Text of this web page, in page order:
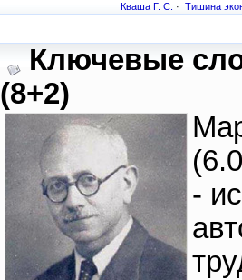
Кваша Г. С. · Тишина
Ключевые
(8+2)
-